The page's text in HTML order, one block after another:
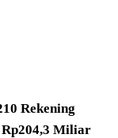
Rekening
Rp204,3 Miliar